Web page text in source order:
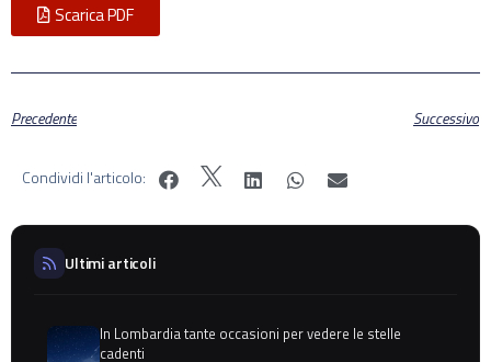
Scarica PDF
Precedente Successivo
Condividi l'articolo:
Ultimi articoli
In Lombardia tante occasioni per vedere le stelle
cadenti